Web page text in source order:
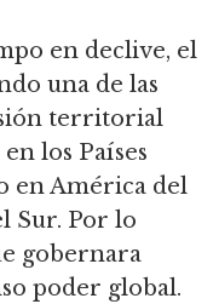
en declive, el
una de las
territorial
los Países
en América del
Sur. Por lo
gobernara
poder global.